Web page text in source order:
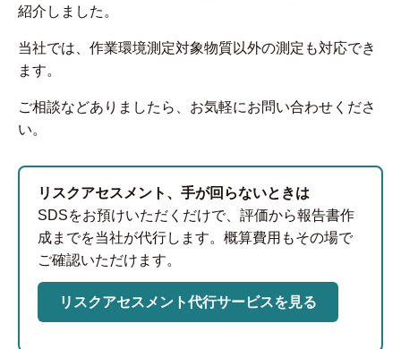
紹介しました。
当社では、作業環境測定対象物質以外の測定も対応でき
ます。
ご相談などありましたら、お気軽にお問い合わせくださ
い。
リスクアセスメント、手が回らないときは
SDSをお預けいただくだけで、評価から報告書作
成までを当社が代行します。概算費用もその場で
ご確認いただけます。
リスクアセスメント代行サービスを見る